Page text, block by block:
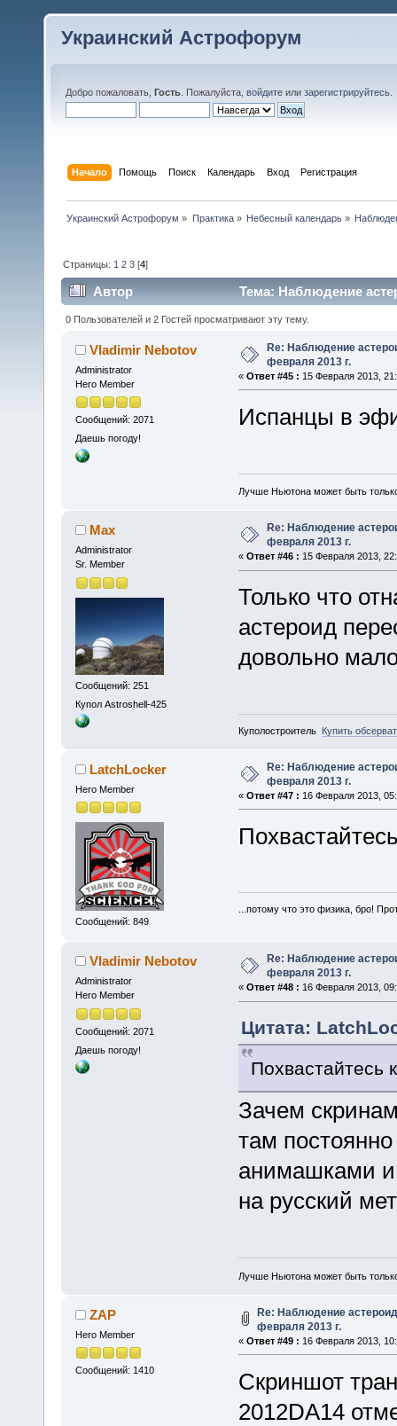
Украинский Астрофорум
Добро пожаловать, Гость . Пожалуйста, войдите или зарегистрируйтесь
Начало Помощь Поиск Календарь Вход Регистрация
Украинский Астрофорум » Практика» Небесный календарь»
Страницы: 1 2 3 [4]
Автор Тема: Наблюдение
0 Пользователей и 2 Гостей просматривают эту тему.
Vladimir Nebotov
Administrator
Hero Member
Сообщений: 2071
Даешь погоду!
Re: Наблюдение
февраля 2013 г.
« Ответ #45 : 15 Февраля 2013,
Испанцы в
Лучше Ньютона может быть
Max
Administrator
Sr. Member
Сообщений: 251
Купол Astroshell-425
Re: Наблюдение
февраля 2013 г.
« Ответ #46 : 15 Февраля 2013,
Только что
астероид
довольно
Куполостроитель Купить
LatchLocker
Hero Member
Сообщений: 849
Re: Наблюдение
февраля 2013 г.
« Ответ #47 : 16 Февраля 2013,
...потому что это физика, бро!
Vladimir Nebotov
Administrator
Hero Member
Сообщений: 2071
Даешь погоду!
Re: Наблюдение
февраля 2013 г.
« Ответ #48 : 16 Февраля 2013,
Цитата:
Похвастайтесь
Зачем
там
анимашками
на русский
Лучше Ньютона может быть
ZAP
Hero Member
Сообщений: 1410
Re: Наблюдение
февраля 2013 г.
« Ответ #49 : 16 Февраля 2013,
Скриншот
2012DA14